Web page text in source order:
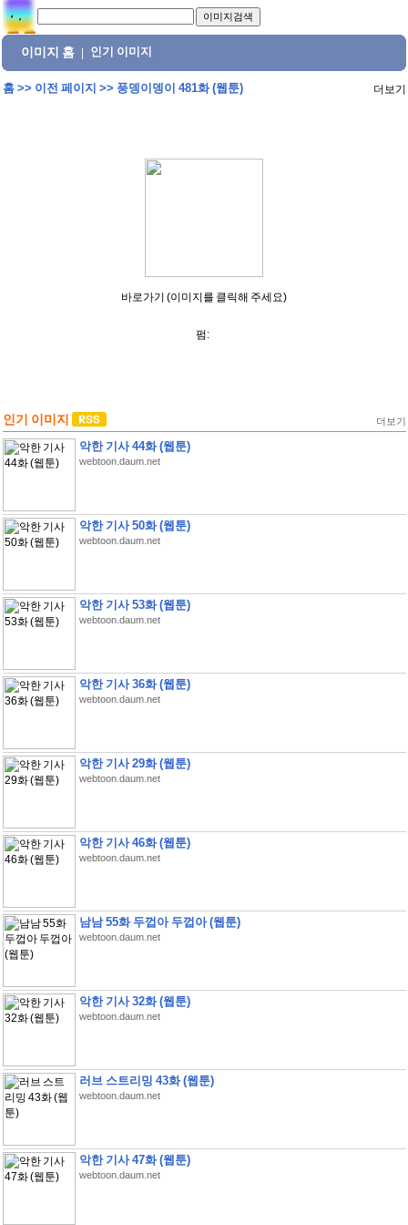
이미지 홈 인기 이미지
홈>> 이전 페이지 >> 풍뎅이뎅이 481화 (웹툰) 더보기
바로가기 (이미지를 클릭해 주세요)
펌:
인기 이미지 더보기
악한 기사 44화 (웹툰)
webtoon.daum.net
악한 기사 50화 (웹툰)
webtoon.daum.net
악한 기사 53화 (웹툰)
webtoon.daum.net
악한 기사 36화 (웹툰)
webtoon.daum.net
악한 기사 29화 (웹툰)
webtoon.daum.net
악한 기사 46화 (웹툰)
webtoon.daum.net
남남 55화 두껍아 두껍아 (웹툰)
webtoon.daum.net
악한 기사 32화 (웹툰)
webtoon.daum.net
러브 스트리밍 43화 (웹툰)
webtoon.daum.net
악한 기사 47화 (웹툰)
webtoon.daum.net